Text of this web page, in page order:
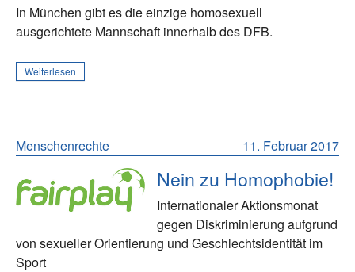
In München gibt es die einzige homosexuell
ausgerichtete Mannschaft innerhalb des DFB.
Weiterlesen
11. Februar 2017
Menschenrechte
Nein zu Homophobie!
Internationaler Aktionsmonat
gegen Diskriminierung aufgrund
von sexueller Orientierung und Geschlechtsidentität im
Sport